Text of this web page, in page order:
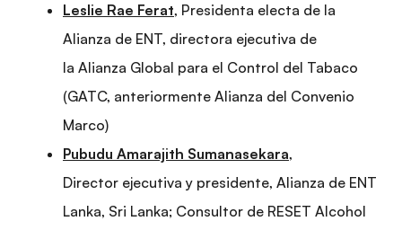
Leslie Rae Ferat, Presidenta electa de la
Alianza de ENT, directora ejecutiva de
la Alianza Global para el Control del Tabaco
(GATC, anteriormente Alianza del Convenio
Marco)
Pubudu Amarajith Sumanasekara,
Director ejecutiva y presidente, Alianza de ENT
Lanka, Sri Lanka; Consultor de RESET Alcohol